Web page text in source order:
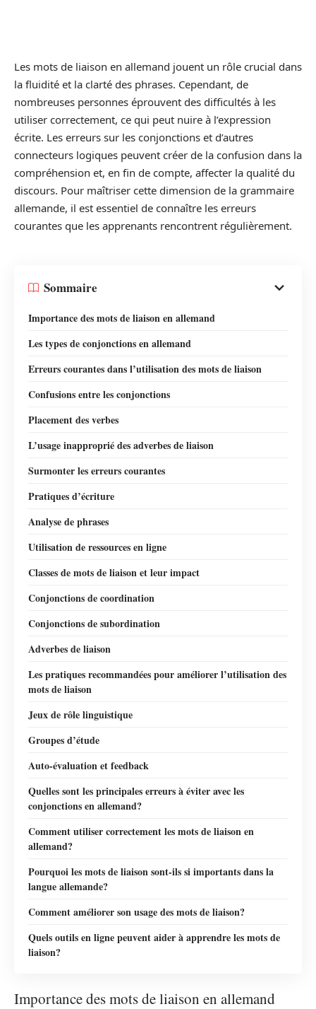
Les mots de liaison en allemand jouent un rôle crucial dans
la fluidité et la clarté des phrases. Cependant, de
nombreuses personnes éprouvent des difficultés à les
utiliser correctement, ce qui peut nuire à l’expression
écrite. Les erreurs sur les conjonctions et d’autres
connecteurs logiques peuvent créer de la confusion dans la
compréhension et, en fin de compte, affecter la qualité du
discours. Pour maîtriser cette dimension de la grammaire
allemande, il est essentiel de connaître les erreurs
courantes que les apprenants rencontrent régulièrement.
Sommaire
Importance des mots de liaison en allemand
Les types de conjonctions en allemand
Erreurs courantes dans l’utilisation des mots de liaison
Confusions entre les conjonctions
Placement des verbes
L’usage inapproprié des adverbes de liaison
Surmonter les erreurs courantes
Pratiques d’écriture
Analyse de phrases
Utilisation de ressources en ligne
Classes de mots de liaison et leur impact
Conjonctions de coordination
Conjonctions de subordination
Adverbes de liaison
Les pratiques recommandées pour améliorer l’utilisation des
mots de liaison
Jeux de rôle linguistique
Groupes d’étude
Auto-évaluation et feedback
Quelles sont les principales erreurs à éviter avec les
conjonctions en allemand?
Comment utiliser correctement les mots de liaison en
allemand?
Pourquoi les mots de liaison sont-ils si importants dans la
langue allemande?
Comment améliorer son usage des mots de liaison?
Quels outils en ligne peuvent aider à apprendre les mots de
liaison?
Importance des mots de liaison en allemand